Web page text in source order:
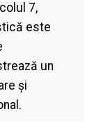
7,
este
un
şi